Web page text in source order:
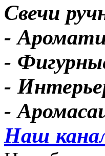
Свечи
-
-
-
-
Наш